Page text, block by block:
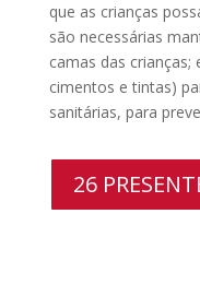
que as crianças
são necessárias
camas das
cimentos e tintas)
sanitárias, para
26